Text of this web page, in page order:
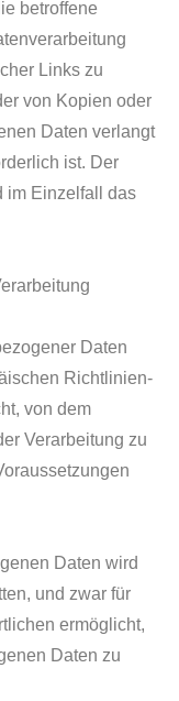
betroffene
Links zu
von Kopien oder
Daten verlangt
ist. Der
im Einzelfall das
Daten
Richtlinien-
von dem
Verarbeitung zu
Daten wird
und zwar für
ermöglicht,
Daten zu